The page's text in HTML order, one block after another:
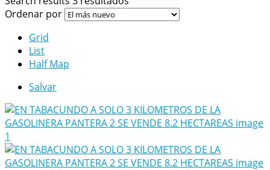
Ordenar por
Grid
List
Half Map
Salvar